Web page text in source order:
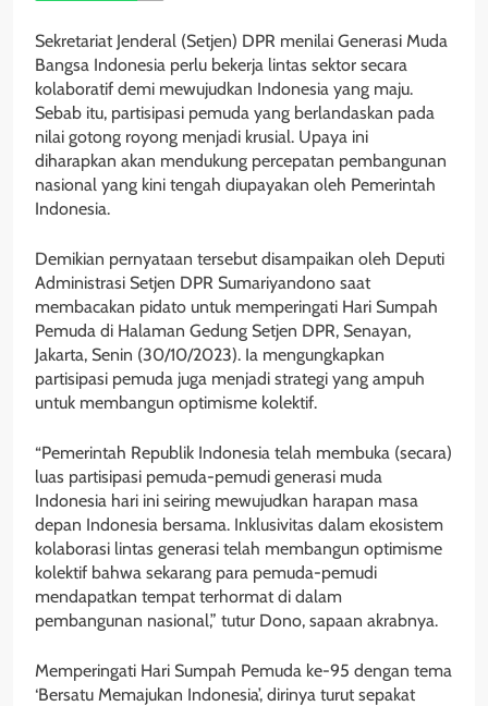
Sekretariat Jenderal (Setjen) DPR menilai Generasi Muda
Bangsa Indonesia perlu bekerja lintas sektor secara
kolaboratif demi mewujudkan Indonesia yang maju.
Sebab itu, partisipasi pemuda yang berlandaskan pada
nilai gotong royong menjadi krusial. Upaya ini
diharapkan akan mendukung percepatan pembangunan
nasional yang kini tengah diupayakan oleh Pemerintah
Indonesia.
Demikian pernyataan tersebut disampaikan oleh Deputi
Administrasi Setjen DPR Sumariyandono saat
membacakan pidato untuk memperingati Hari Sumpah
Pemuda di Halaman Gedung Setjen DPR, Senayan,
Jakarta, Senin (30/10/2023). Ia mengungkapkan
partisipasi pemuda juga menjadi strategi yang ampuh
untuk membangun optimisme kolektif.
“Pemerintah Republik Indonesia telah membuka (secara)
luas partisipasi pemuda-pemudi generasi muda
Indonesia hari ini seiring mewujudkan harapan masa
depan Indonesia bersama. Inklusivitas dalam ekosistem
kolaborasi lintas generasi telah membangun optimisme
kolektif bahwa sekarang para pemuda-pemudi
mendapatkan tempat terhormat di dalam
pembangunan nasional,” tutur Dono, sapaan akrabnya.
Memperingati Hari Sumpah Pemuda ke-95 dengan tema
‘Bersatu Memajukan Indonesia’, dirinya turut sepakat